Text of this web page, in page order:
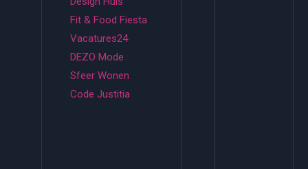
Fit & Food Fiesta
Vacatures24
DEZO Mode
Sfeer Wonen
Code Justitia